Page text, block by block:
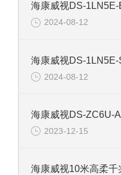
2024-08-12
2024-08-12
2023-12-15